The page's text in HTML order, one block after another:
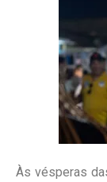
Às vésperas